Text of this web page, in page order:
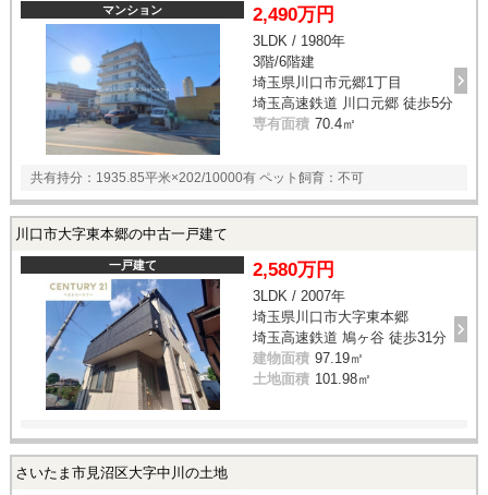
マンション 2,490万円
3LDK / 1980年
3階/6階建
埼玉県川口市元郷1丁目
埼玉高速鉄道 川口元郷 徒歩5分
専有面積 70.4㎡
共有持分：1935.85平米×202/10000有 ペット飼育：不可
川口市大字東本郷の中古一戸建て
一戸建て 2,580万円
3LDK / 2007年
埼玉県川口市大字東本郷
埼玉高速鉄道 鳩ヶ谷 徒歩31分
建物面積 97.19㎡
土地面積 101.98㎡
さいたま市見沼区大字中川の土地